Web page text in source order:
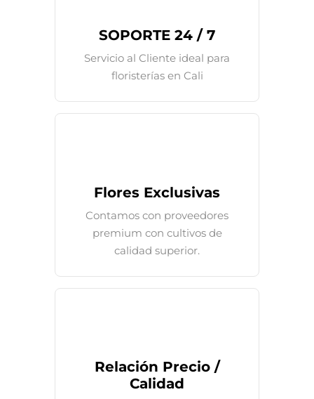
SOPORTE 24 / 7
Servicio al Cliente ideal para
floristerías en Cali
Flores Exclusivas
Contamos con proveedores
premium con cultivos de
calidad superior.
Relación Precio /
Calidad